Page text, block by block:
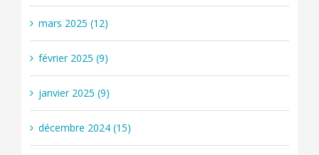
mars 2025 (12)
février 2025 (9)
janvier 2025 (9)
décembre 2024 (15)